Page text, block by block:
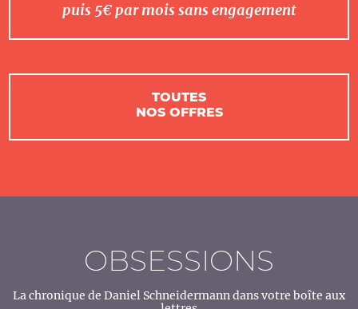
puis 5€ par mois sans engagement
TOUTES
NOS OFFRES
OBSESSIONS
La chronique de Daniel Schneidermann dans votre boîte aux